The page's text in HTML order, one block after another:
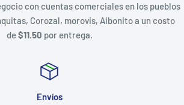
con cuentas comerciales en los pueblos
Corozal, morovis, Aibonito a un costo
de$11.50 por entrega.
Envíos